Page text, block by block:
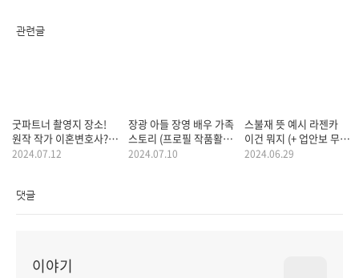
관련글
굿파트너 촬영지 장소!
원작 작가 이혼변호사?
(드라마 등장인물 출연진
2024.07.12
장광 아들 장영 배우 가족
스토리 (프로필 작품활동
수상 필모그래피 딸 사위)
2024.07.10
스불재 뜻 예시 라젠카
이건 뭐지 (+ 업안보 무슨
말?)
2024.06.29
댓글
이야기